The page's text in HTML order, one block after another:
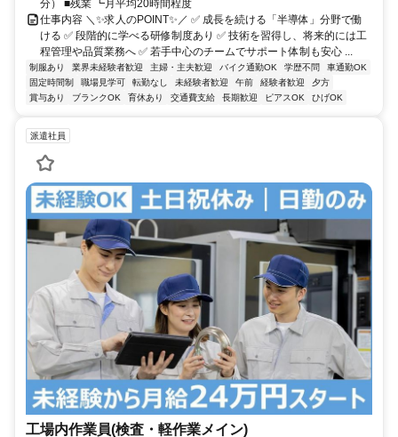
分） ■残業 ┗月平均20時間程度
仕事内容 ＼✨求人のPOINT✨／ ✅ 成長を続ける「半導体」分野で働
ける ✅ 段階的に学べる研修制度あり ✅ 技術を習得し、将来的には工
程管理や品質業務へ ✅ 若手中心のチームでサポート体制も安心 ...
制服あり 業界未経験者歓迎 主婦・主夫歓迎 バイク通勤OK 学歴不問
車通勤OK
固定時間制
職場見学可 転勤なし 未経験者歓迎 午前 経験者歓迎
夕方
賞与あり
ブランクOK 育休あり 交通費支給 長期歓迎 ピアスOK ひげOK
派遣社員
工場内作業員(検査・軽作業メイン)